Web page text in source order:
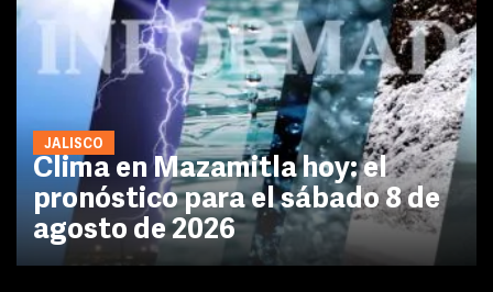
JALISCO
Clima en Mazamitla hoy: el
pronóstico para el sábado 8 de
agosto de 2026